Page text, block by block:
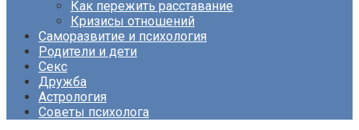
Как пережить расставание
Кризисы отношений
Саморазвитие и психология
Родители и дети
Секс
Дружба
Астрология
Советы психолога